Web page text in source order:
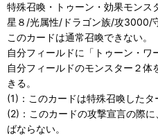
特殊召喚・トゥーン・効果モンス
星８/光属性/ドラゴン族/攻3000/
このカードは通常召喚できない。
自分フィールドに「トゥーン・ワ
自分フィールドのモンスター２
きる。
(1)：このカードは特殊召喚したタ
(2)：このカードの攻撃宣言の際
ばならない。